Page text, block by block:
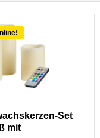
Set
mit